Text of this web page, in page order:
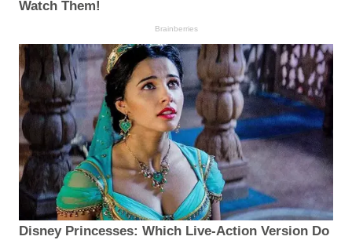
Watch Them!
Brainberries
Disney Princesses: Which Live-Action Version Do